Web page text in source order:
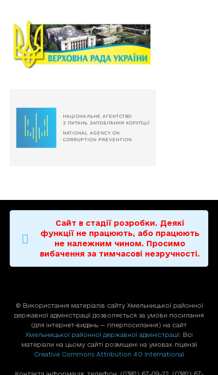
Сайт в стадії розробки. Деякі
функції не працюють, або працюють
не належним чином. Просимо
вибачення за тимчасові незручності.
© Використання матерiалiв сайту Хмельницької районної
державної адміністрації дозволяється за умови посилання
(для iнтернет-видань — гiперпосилання) на сайт
Хмельницької районної державної адміністрації . Всі
матеріали на цьому сайті розміщені на умовах ліцензії
Creative Commons Attribution 4.0 International
Контакта інформація: телефон: (0382) 67-09-22, (0382) 67-